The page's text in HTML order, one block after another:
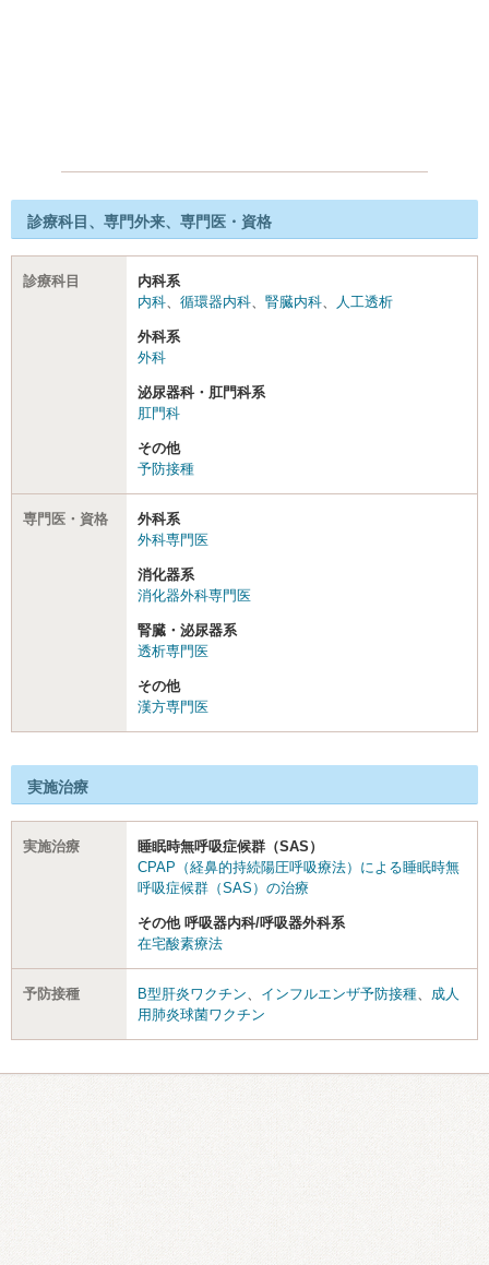
診療科目、専門外来、専門医・資格
診療科目
内科系
内科
循環器内科 腎臓内科 人工透析
外科系
外科
泌尿器科・肛門科系
肛門科
その他
予防接種
専門医・資格
外科系
外科専門医
消化器系
消化器外科専門医
腎臓・泌尿器系
透析専門医
その他
漢方専門医
実施治療
実施治療
睡眠時無呼吸症候群（SAS）
CPAP（経鼻的持続陽圧呼吸療法）による睡眠時無
呼吸症候群（SAS）の治療
その他 呼吸器内科/呼吸器外科系
在宅酸素療法
予防接種 B型肝炎ワクチン インフルエンザ予防接種
成人
用肺炎球菌ワクチン